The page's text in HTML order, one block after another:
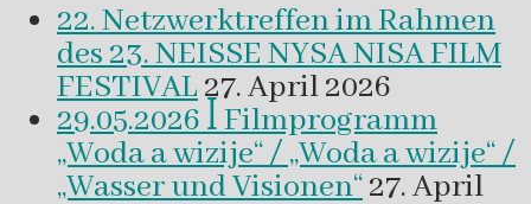
22. Netzwerktreffen im Rahmen
des 23. NEISSE NYSA NISA FILM
FESTIVAL27. April 2026
29.05.2026 ꟾ Filmprogramm
„Woda a wizije“ / „Woda a wizije“ /
„Wasser und Visionen“27. April